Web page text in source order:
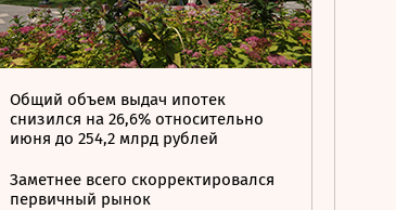
Общий объем выдач ипотек
снизился на 26,6% относительно
июня до 254,2 млрд рублей
Заметнее всего скорректировался
первичный рынок